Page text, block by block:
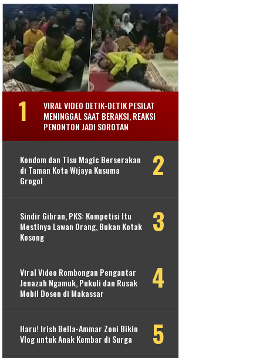
VIRAL VIDEO DETIK-DETIK PESILAT
MENINGGAL SAAT BERAKSI, REAKSI
PENONTON JADI SOROTAN
Kondom dan Tisu Magic Berserakan
di Taman Kota Wijaya Kusuma
Grogol
Sindir Gibran, PKS: Kompetisi Itu
Mestinya Lawan Orang, Bukan Kotak
Kosong
Viral Video Rombongan Pengantar
Jenazah Ngamuk, Pukuli dan Rusak
Mobil Dosen di Makassar
Haru! Irish Bella-Ammar Zoni Bikin
Vlog untuk Anak Kembar di Surga